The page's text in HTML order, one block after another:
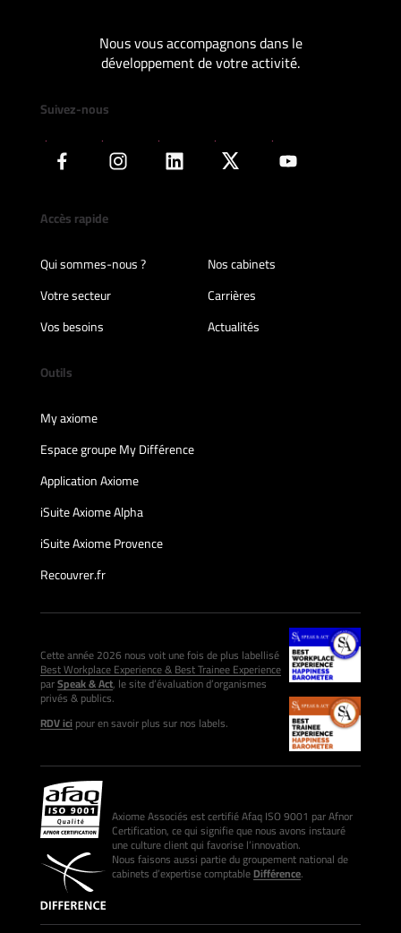
Nous vous accompagnons dans le
développement de votre activité.
Suivez-nous
Accès rapide
Qui sommes-nous ?
Nos cabinets
Votre secteur
Carrières
Vos besoins
Actualités
Outils
My axiome
Espace groupe My Différence
Application Axiome
iSuite Axiome Alpha
iSuite Axiome Provence
Recouvrer.fr
Cette année 2026 nous voit une fois de plus labellisé
Best Workplace Experience & Best Trainee Experience
parSpeak & Act, le site d’évaluation d’organismes
privés & publics.
RDV icipour en savoir plus sur nos labels.
Axiome Associés est certifié Afaq ISO 9001 par Afnor
Certification, ce qui signifie que nous avons instauré
une culture client qui favorise l’innovation.
Nous faisons aussi partie du groupement national de
cabinets d’expertise comptableDifférence.